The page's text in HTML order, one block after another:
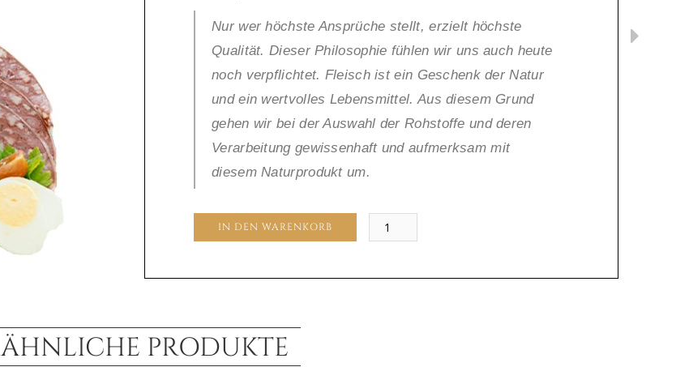
Nur wer höchste Ansprüche stellt, erzielt höchste
Qualität. Dieser Philosophie fühlen wir uns auch heute
noch verpflichtet. Fleisch ist ein Geschenk der Natur
und ein wertvolles Lebensmittel. Aus diesem Grund
gehen wir bei der Auswahl der Rohstoffe und deren
Verarbeitung gewissenhaft und aufmerksam mit
diesem Naturprodukt um.
Schwartenmagen
Menge
IN DEN WARENKORB
ÄHNLICHE PRODUKTE